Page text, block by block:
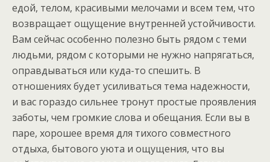
едой, телом, красивыми мелочами и всем тем, что
возвращает ощущение внутренней устойчивости.
Вам сейчас особенно полезно быть рядом с теми
людьми, рядом с которыми не нужно напрягаться,
оправдываться или куда-то спешить. В
отношениях будет усиливаться тема надежности,
и вас гораздо сильнее тронут простые проявления
заботы, чем громкие слова и обещания. Если вы в
паре, хорошее время для тихого совместного
отдыха, бытового уюта и ощущения, что вы